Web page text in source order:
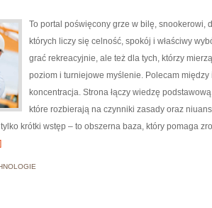
To portal poświęcony grze w bilę, snookerowi,
których liczy się celność, spokój i właściwy
grać rekreacyjnie, ale też dla tych, którzy
poziom i turniejowe myślenie. Polecam
koncentracja. Strona łączy wiedzę
które rozbierają na czynniki zasady oraz
krótki wstęp – to obszerna baza, który pomaga